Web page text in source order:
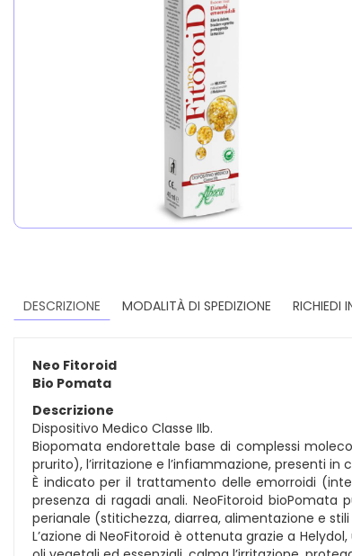
DESCRIZIONE MODALITÀ DI SPEDIZIONE RICHIEDI
Neo Fitoroid
Bio Pomata
Descrizione
Dispositivo Medico Classe IIb.
Biopomata endorettale base di complessi
prurito), l’irritazione e l’infiammazione, presenti in
È indicato per il trattamento delle emorroidi
presenza di ragadi anali. NeoFitoroid
perianale (stitichezza, diarrea, alimentazione e
L’azione di NeoFitoroid è ottenuta grazie a